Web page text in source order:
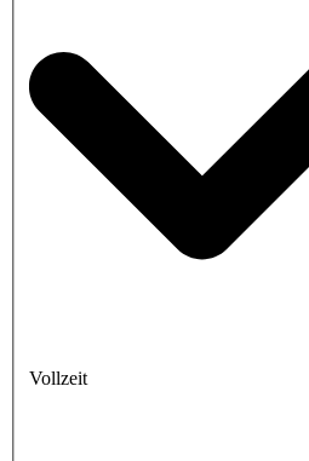
Vollzeit